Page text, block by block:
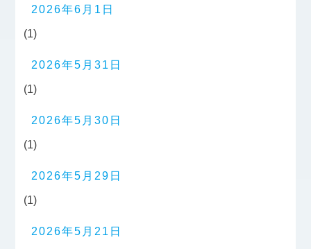
2026年6月1日
(1)
2026年5月31日
(1)
2026年5月30日
(1)
2026年5月29日
(1)
2026年5月21日